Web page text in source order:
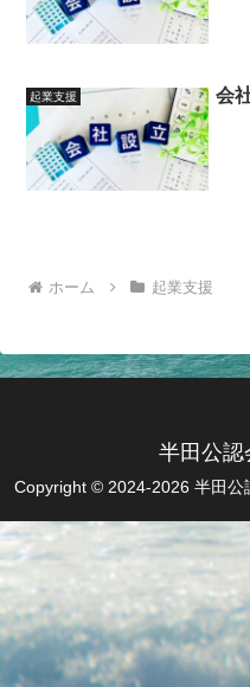
起業支援 会
ホーム 起業支援
半田公認
Copyright © 2024-2026 半田公